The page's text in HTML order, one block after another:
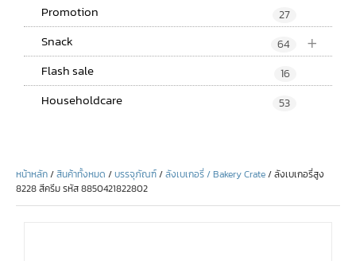
Promotion 27
+
Snack 64
Flash sale 16
Householdcare 53
หน้าหลัก/สินค้าทั้งหมด /บรรจุภัณฑ์/ลังเบเกอรี่ / Bakery Crate/ ลังเบเกอรี่สูง
8228 สีครีม รหัส 8850421822802